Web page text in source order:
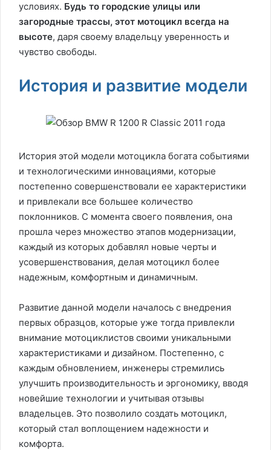
условиях. Будь то городские улицы или
загородные трассы, этот мотоцикл всегда на
высоте, даря своему владельцу уверенность и
чувство свободы.
История и развитие модели
История этой модели мотоцикла богата событиями
и технологическими инновациями, которые
постепенно совершенствовали ее характеристики
и привлекали все большее количество
поклонников. С момента своего появления, она
прошла через множество этапов модернизации,
каждый из которых добавлял новые черты и
усовершенствования, делая мотоцикл более
надежным, комфортным и динамичным.
Развитие данной модели началось с внедрения
первых образцов, которые уже тогда привлекли
внимание мотоциклистов своими уникальными
характеристиками и дизайном. Постепенно, с
каждым обновлением, инженеры стремились
улучшить производительность и эргономику, вводя
новейшие технологии и учитывая отзывы
владельцев. Это позволило создать мотоцикл,
который стал воплощением надежности и
комфорта.